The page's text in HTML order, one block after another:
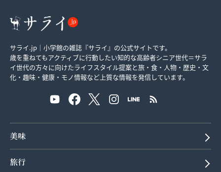
サライ.jp｜小学館の雑誌『サライ』の公式サイトです。
歳を重ねてもアクティブに行動したい知的な高齢者シニア世代＝サラ
イ世代の方々に向けたライフスタイル提案と旅・食・人物・歴史・文
化・趣味・健康・モノ情報など上質な情報を発信しています。
美味
旅行